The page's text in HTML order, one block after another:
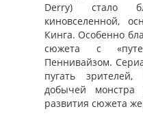
Derry) стало
киновселенной,
Кинга. Особенно
сюжета с
Пеннивайзом.
пугать
добычей
развития сюжета